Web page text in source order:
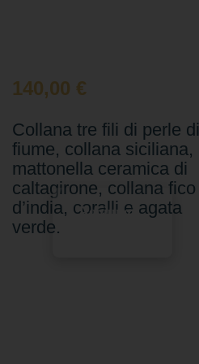
140,00 €
Collana tre fili di perle di
fiume, collana siciliana,
mattonella ceramica di
caltagirone, collana fico
d’india, coralli e agata
verde.
Aggiungi